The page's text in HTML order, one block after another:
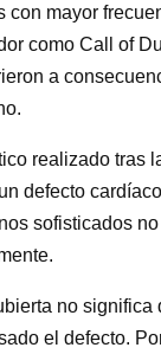
con mayor
como Call of
a
realizado tras
defecto
sofisticados
no significa
el defecto.